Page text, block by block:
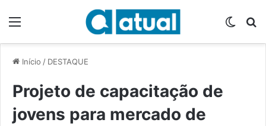
Início / DESTAQUE
Projeto de capacitação de
jovens para mercado de